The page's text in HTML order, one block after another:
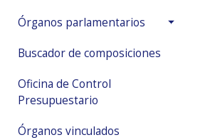
Órganos parlamentarios
Buscador de composiciones
Oficina de Control
Presupuestario
Órganos vinculados